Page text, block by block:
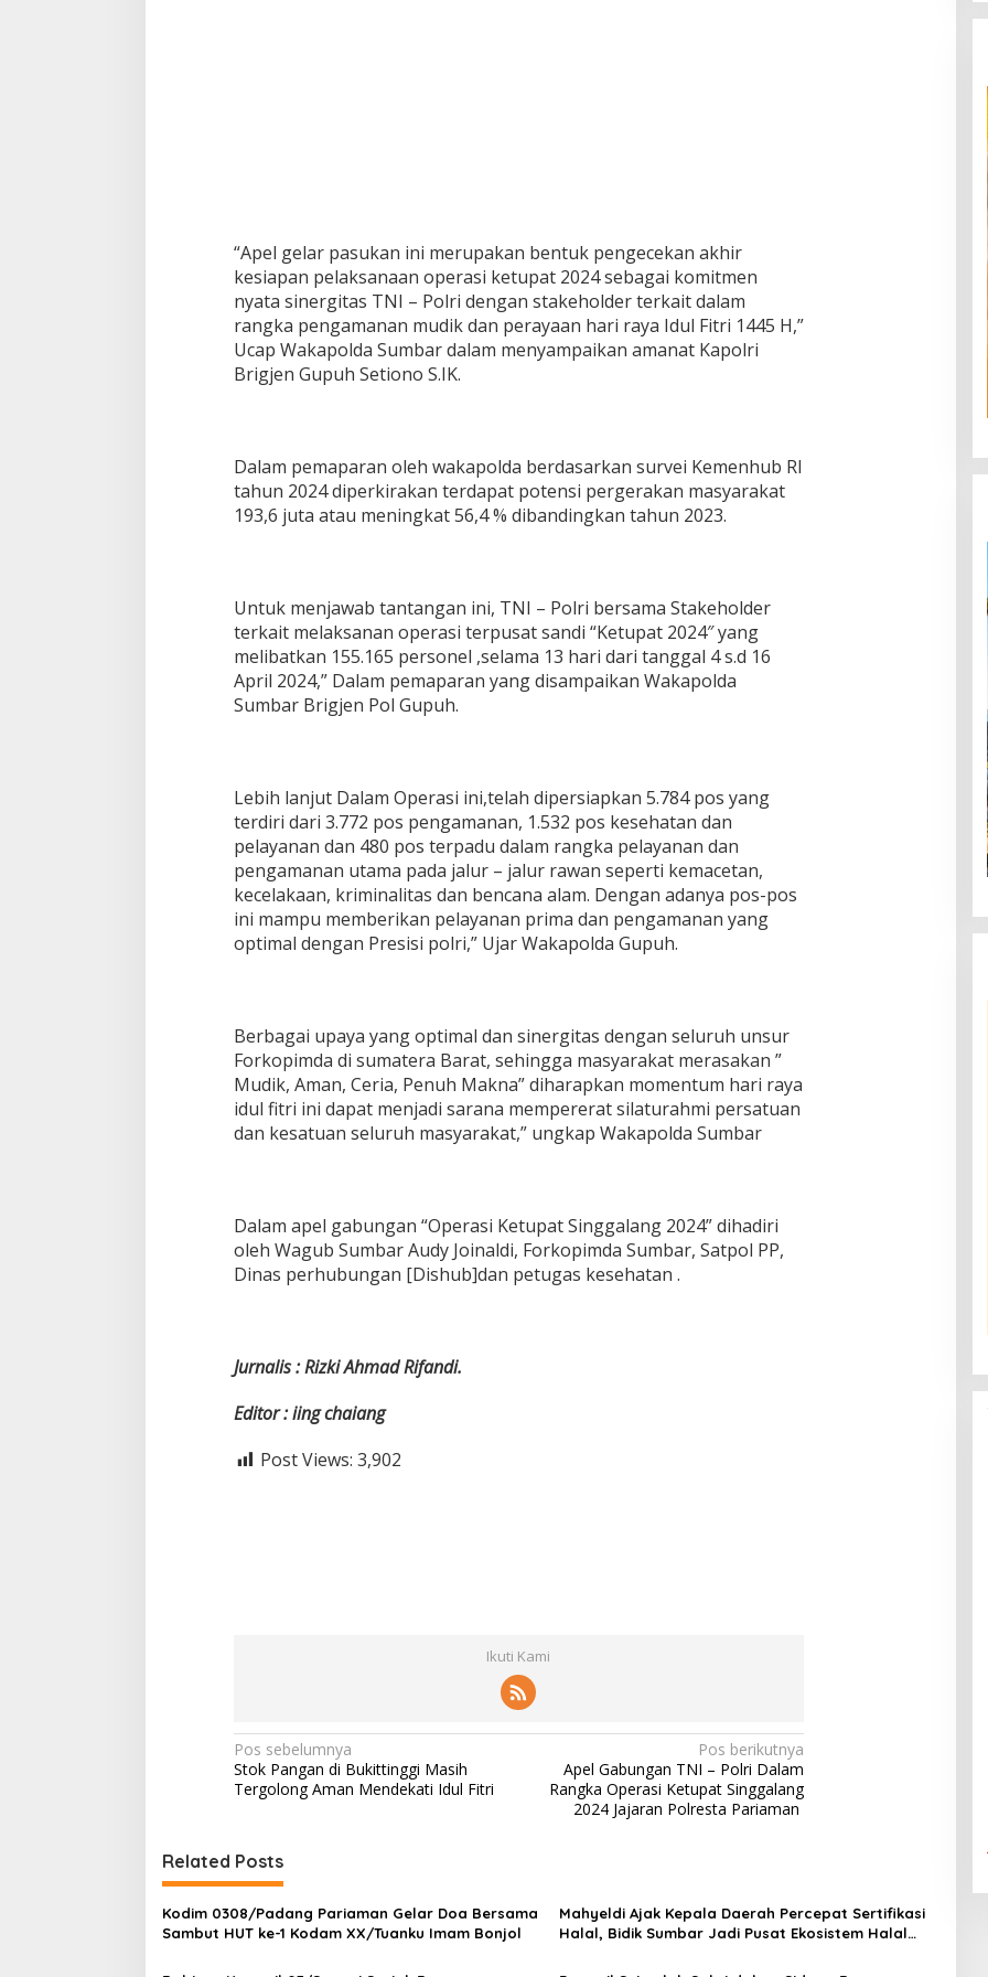
“Apel gelar pasukan ini merupakan bentuk pengecekan akhir
kesiapan pelaksanaan operasi ketupat 2024 sebagai komitmen
nyata sinergitas TNI – Polri dengan stakeholder terkait dalam
rangka pengamanan mudik dan perayaan hari raya Idul Fitri 1445 H,”
Ucap Wakapolda Sumbar dalam menyampaikan amanat Kapolri
Brigjen Gupuh Setiono S.IK.
Dalam pemaparan oleh wakapolda berdasarkan survei Kemenhub RI
tahun 2024 diperkirakan terdapat potensi pergerakan masyarakat
193,6 juta atau meningkat 56,4 % dibandingkan tahun 2023.
Untuk menjawab tantangan ini, TNI – Polri bersama Stakeholder
terkait melaksanan operasi terpusat sandi “Ketupat 2024″ yang
melibatkan 155.165 personel ,selama 13 hari dari tanggal 4 s.d 16
April 2024,” Dalam pemaparan yang disampaikan Wakapolda
Sumbar Brigjen Pol Gupuh.
Lebih lanjut Dalam Operasi ini,telah dipersiapkan 5.784 pos yang
terdiri dari 3.772 pos pengamanan, 1.532 pos kesehatan dan
pelayanan dan 480 pos terpadu dalam rangka pelayanan dan
pengamanan utama pada jalur – jalur rawan seperti kemacetan,
kecelakaan, kriminalitas dan bencana alam. Dengan adanya pos-pos
ini mampu memberikan pelayanan prima dan pengamanan yang
optimal dengan Presisi polri,” Ujar Wakapolda Gupuh.
Berbagai upaya yang optimal dan sinergitas dengan seluruh unsur
Forkopimda di sumatera Barat, sehingga masyarakat merasakan ”
Mudik, Aman, Ceria, Penuh Makna” diharapkan momentum hari raya
idul fitri ini dapat menjadi sarana mempererat silaturahmi persatuan
dan kesatuan seluruh masyarakat,” ungkap Wakapolda Sumbar
Dalam apel gabungan “Operasi Ketupat Singgalang 2024” dihadiri
oleh Wagub Sumbar Audy Joinaldi, Forkopimda Sumbar, Satpol PP,
Dinas perhubungan [Dishub]dan petugas kesehatan .
Jurnalis : Rizki Ahmad Rifandi.
Editor : iing chaiang
Post Views: 3,902
Ikuti Kami
N
a
i
g
a
s
Pos sebelumnya
Stok Pangan di Bukittinggi Masih
Tergolong Aman Mendekati Idul Fitri
Pos berikutnya
Apel Gabungan TNI – Polri Dalam
Rangka Operasi Ketupat Singgalang
2024 Jajaran Polresta Pariaman
Related Posts
Kodim 0308/Padang Pariaman Gelar Doa Bersama
Sambut HUT ke-1 Kodam XX/Tuanku Imam Bonjol
Mahyeldi Ajak Kepala Daerah Percepat Sertifikasi
Halal, Bidik Sumbar Jadi Pusat Ekosistem Halal